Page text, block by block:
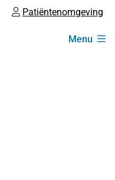
Patiëntenomgeving
Menu